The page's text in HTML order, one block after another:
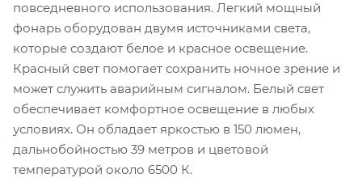
повседневного использования. Легкий мощный
фонарь оборудован двумя источниками света,
которые создают белое и красное освещение.
Красный свет помогает сохранить ночное зрение и
может служить аварийным сигналом. Белый свет
обеспечивает комфортное освещение в любых
условиях. Он обладает яркостью в 150 люмен,
дальнобойностью 39 метров и цветовой
температурой около 6500 К.